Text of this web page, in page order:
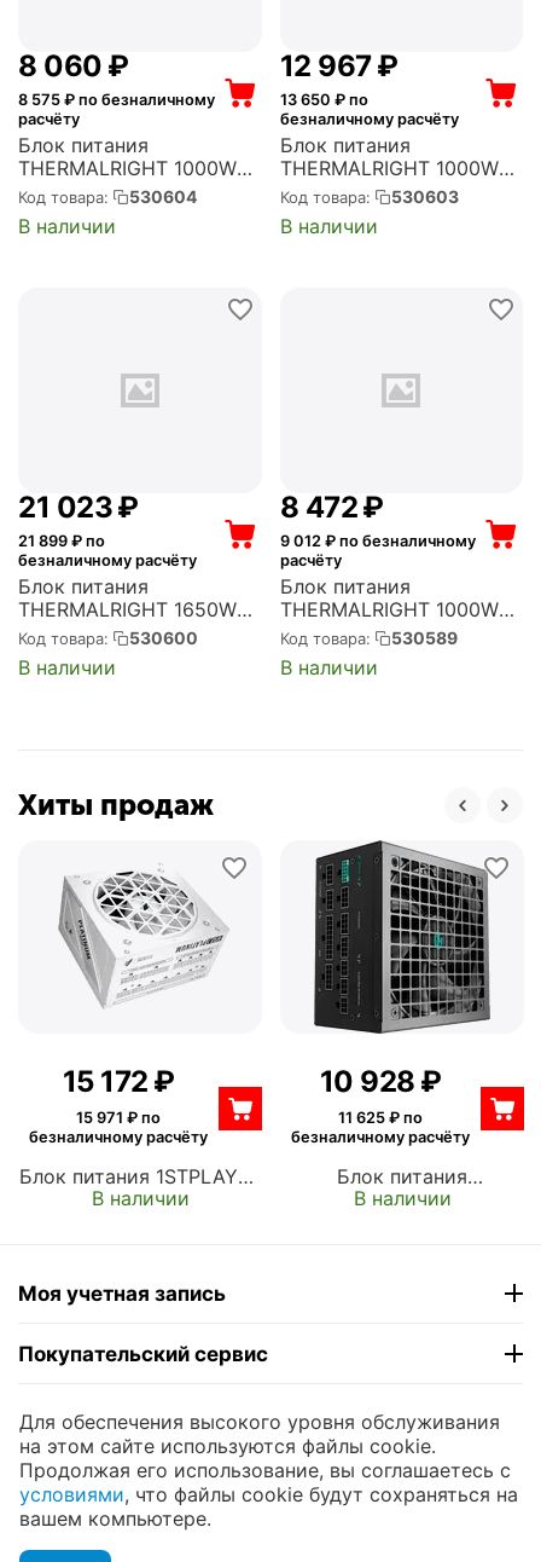
8 060 ₽
8 575 ₽ по безналичному
расчёту
Блок питания
THERMALRIGHT 1000W
ATX, активный PFC, 120
мм, 80 PLUS Gold,
модульные кабели (TR-
Код товара: 530604
В наличии
12 967₽
13 650 ₽ по
безналичному расчёту
Блок питания
THERMALRIGHT 1000W
ATX, активный PFC, 120
мм, 80 PLUS Platinum,
модульные кабели (TR-
Код товара: 530603
В наличии
21 023₽
21 899 ₽ по
безналичному расчёту
Блок питания
THERMALRIGHT 1650W
ATX, активный PFC, 140
мм, 80 PLUS Platinum,
модульные кабели (TR-
Код товара: 530600
В наличии
8 472₽
9 012 ₽ по безналичному
расчёту
Блок питания
THERMALRIGHT 1000W
ATX, активный PFC, 120
мм, 80 PLUS Gold,
модульные кабели (TR-
Код товара: 530589
В наличии
Хиты продаж
Блок питания 1STPLAYER
1000W, NGDP White ATX,
1000BA3-WH)
В наличии
15 172 ₽
15 971 ₽ по
безналичному расчёту
Блок питания
GAMERSTORM 1000W,
модульные кабели (R-
В наличии
10 928 ₽
11 625 ₽ по
безналичному расчёту
Моя учетная запись
Покупательский сервис
Контакты
© 2004 - 2026 ЮНИКОМП. На базе CS-Cartи
премиум темы —© AB: UniTheme2
Для обеспечения высокого уровня обслуживания
на этом сайте используются файлы cookie.
Продолжая его использование, вы соглашаетесь с
условиями, что файлы cookie будут сохраняться на
вашем компьютере.